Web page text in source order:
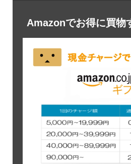
Amazonでお得に買物